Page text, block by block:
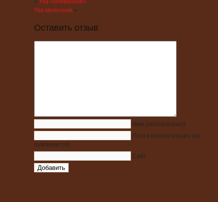
« Уха «опеканная»
Уха молочная »
Оставить отзыв
Имя (обязательно)
Почта (обязательно) (не
публикуется)
Сайт